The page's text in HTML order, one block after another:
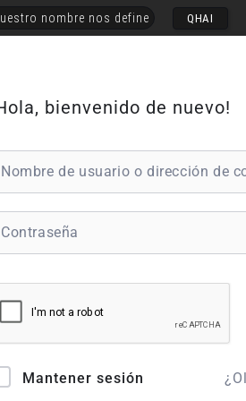
nombre nos define QHAI
bienvenido de nuevo!
Mantener sesión